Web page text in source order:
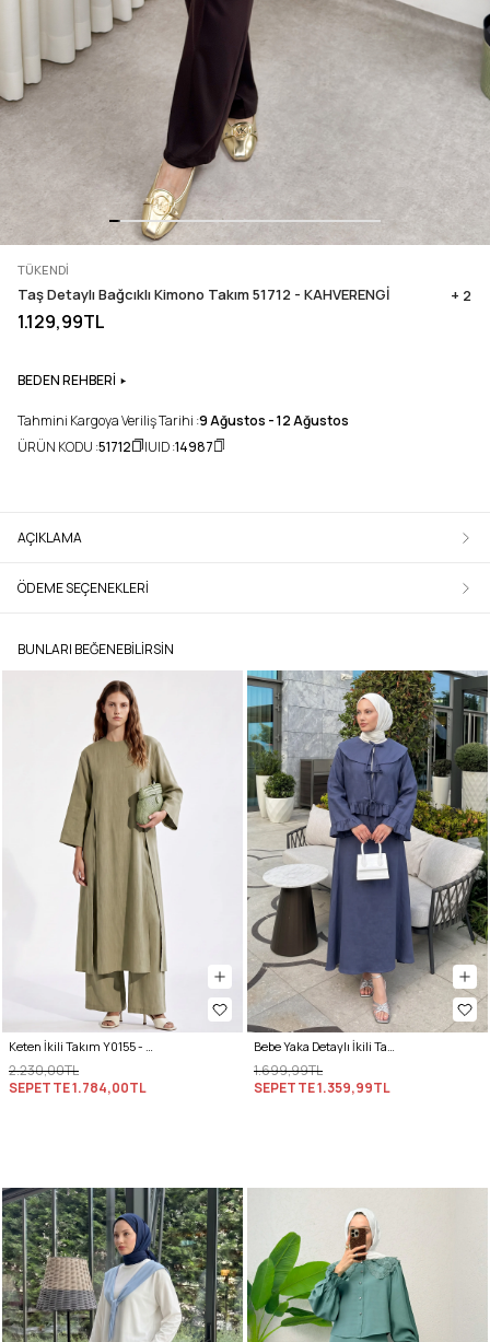
TÜKENDI
Taş Detaylı Bağcıklı Kimono Takım 51712 - KAHVERENGİ + 2
1.129,99TL
BEDEN REHBERİ
Tahmini Kargoya Veriliş Tarihi :9 Ağustos - 12 Ağustos
ÜRÜN KODU :51712 UID :14987
AÇIKLAMA
ÖDEME SEÇENEKLERI
BUNLARI BEĞENEBILIRSIN
Keten İkili Takım Y0155 - AÇIK HAKİ
2.230,00TL
SEPETTE1.784,00TL
Bebe Yaka Detaylı İkili Takım Y0141 - İNDİGO
1.699,99TL
SEPETTE1.359,99TL